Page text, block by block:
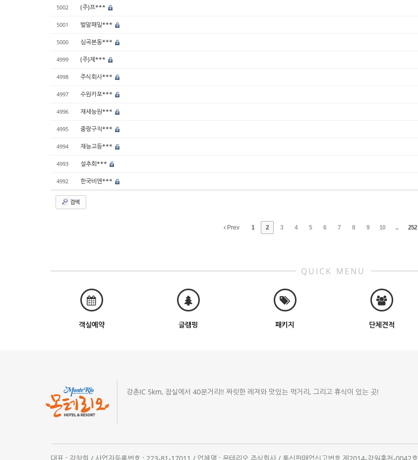
5002 (주)프***
5001 벌말패밀***
5000 심곡본동***
4999 (주)제***
4998 주식회사***
4997 수원카포***
4996 재세능원***
4995 중랑구직***
4994 재능고등***
4993 설추회***
4992 한국비엔***
검색
Prev 1 2 3 4 5 6 7 8 9 10 ... 252
QUICK MENU
객실예약 글램핑 패키지 단체견적
강촌IC 5km, 잠실에서 40분거리!! 짜릿한 레져와 맛있는 먹거리, 그리고 휴식이 있는 곳!